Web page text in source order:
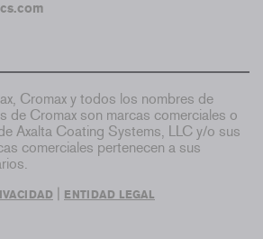
Cromax y todos los nombres de
de Cromax son marcas comerciales o
Axalta Coating Systems, LLC y/o sus
comerciales pertenecen a sus
ENTIDAD LEGAL